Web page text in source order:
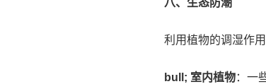
八、生态防潮
利用植物的调湿作
bull; 室内植物：一